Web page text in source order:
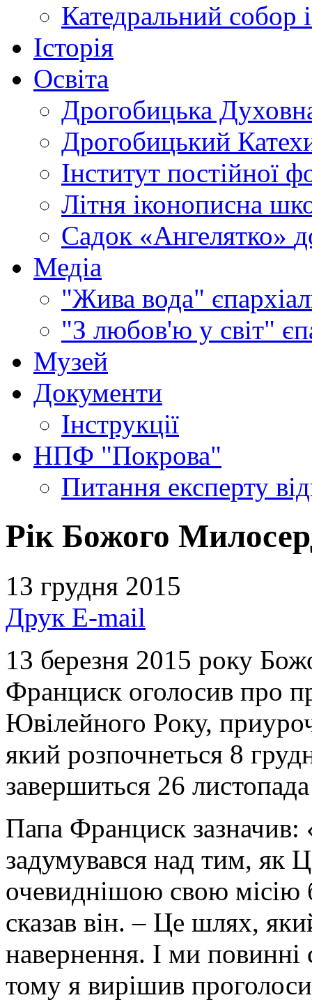
Катедральний собор
Історія
Освіта
Дрогобицька
Дрогобицький
Інститут постійної
Літня іконописна
Садок «Ангелятко»
Медіа
"Жива вода"
"З любов'ю у світ"
Музей
Документи
Інструкції
НПФ "Покрова"
Питання експерту
Рік Божого
13 грудня 2015
Друк E-mail
13 березня 2015 року
Франциск оголосив про
Ювілейного Року,
який розпочнеться 8
завершиться 26
Папа Франциск зазначив:
задумувався над тим, як
очевиднішою свою місію
сказав він. – Це шлях,
навернення. І ми
тому я вирішив